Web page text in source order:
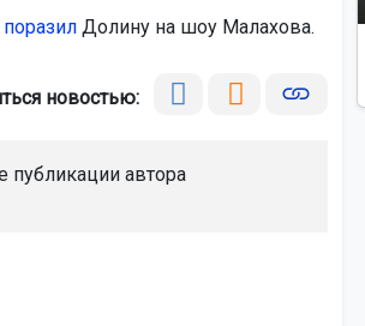
поразилДолину на шоу Малахова.
новостью:
публикации автора